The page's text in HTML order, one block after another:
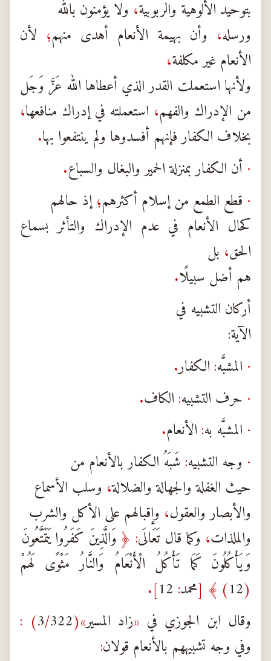
بتوحيد الألوهية والربوبية، ولا يؤمنون بالله
ورسله، وأن بهيمة الأنعام أهدى منهم؛ لأن
الأنعام غير مكلفة،
ولأنها استعملت القدر الذي أعطاها الله عَزَّ وَجَل
من الإدراك والفهم، استعملته في إدراك منافعها،
بخلاف الكفار فإنهم أفسدوها ولم ينتفعوا بها.
· أن الكفار بمنزلة الحمير والبغال والسباع.
· قطع الطمع من إسلام أكثرهم؛إذ حالهم
كحال الأنعام في عدم الإدراك والتأثر بسماع
الحق، بل
هم أضل سبيلًا.
أركان التشبيه في
الآية:
· المشبَّه: الكفار.
· حرف التشبيه: الكاف.
· المشبَّه به: الأنعام.
· وجه التشبيه: شَبَهُ الكفار بالأنعام من
حيث الغفلة والجهالة والضلالة، وسلب الأسماع
والأبصار والعقول، وإقبالهم على الأكل والشرب
والملذات، وكما قال تَعَالَى: ﴿ وَالَّذِينَ كَفَرُوا يَتَمَتَّعُونَ
وَيَأْكُلُونَ كَمَا تَأْكُلُ الْأَنْعَامُ وَالنَّارُ مَثْوًى لَهُمْ
(
12) ﴾ [محمد:
12
].
وقال ابن الجوزي في «زاد المسير»(
3/322
) :
وفي وجه تشبيههم بالأنعام قولان: